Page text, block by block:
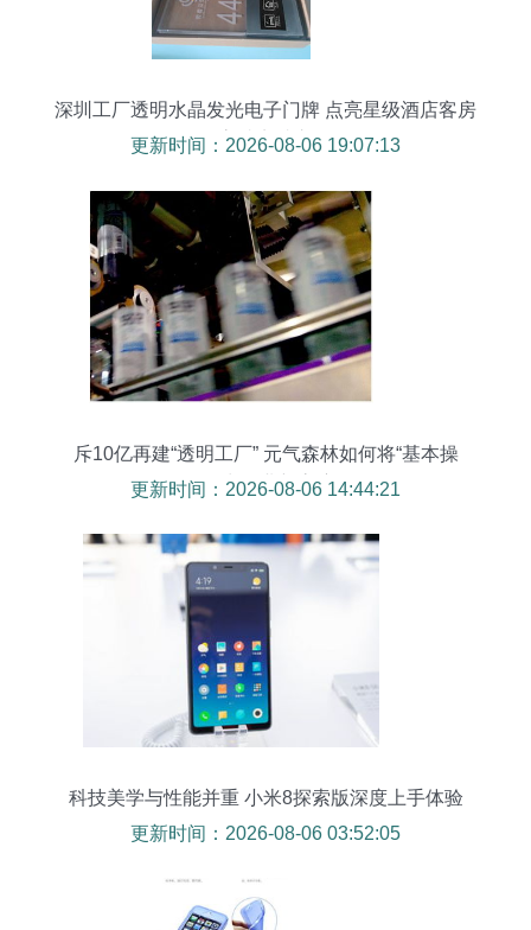
深圳工厂透明水晶发光电子门牌 点亮星级酒店客房
的高端点睛之笔
更新时间：2026-08-06 19:07:13
斥10亿再建“透明工厂” 元气森林如何将“基本操
作”玩出行业新高度？
更新时间：2026-08-06 14:44:21
科技美学与性能并重 小米8探索版深度上手体验
更新时间：2026-08-06 03:52:05